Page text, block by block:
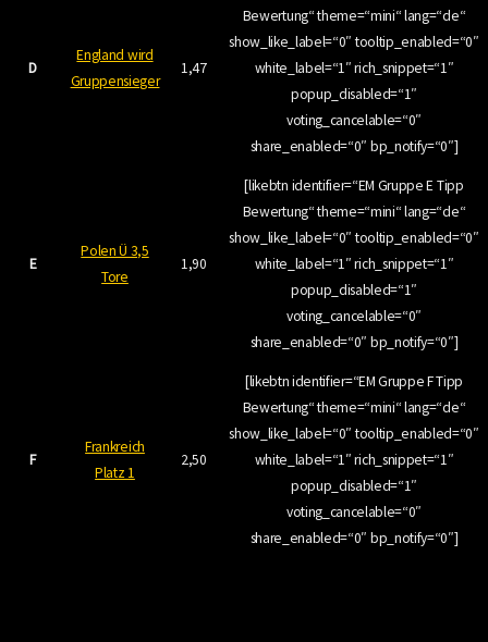
D
England wird
Gruppensieger
1,47
Bewertung“ theme=“mini“ lang=“de“
show_like_label=“0″ tooltip_enabled=“0″
white_label=“1″ rich_snippet=“1″
popup_disabled=“1″
voting_cancelable=“0″
share_enabled=“0″ bp_notify=“0″]
E
Polen Ü 3,5
Tore
1,90
[likebtn identifier=“EM Gruppe E Tipp
Bewertung“ theme=“mini“ lang=“de“
show_like_label=“0″ tooltip_enabled=“0″
white_label=“1″ rich_snippet=“1″
popup_disabled=“1″
voting_cancelable=“0″
share_enabled=“0″ bp_notify=“0″]
F
Frankreich
Platz 1
2,50
[likebtn identifier=“EM Gruppe F Tipp
Bewertung“ theme=“mini“ lang=“de“
show_like_label=“0″ tooltip_enabled=“0″
white_label=“1″ rich_snippet=“1″
popup_disabled=“1″
voting_cancelable=“0″
share_enabled=“0″ bp_notify=“0″]